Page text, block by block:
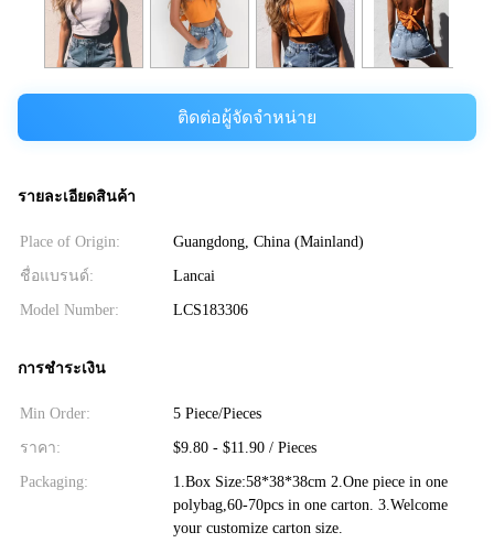
ติดต่อผู้จัดจำหน่าย
รายละเอียดสินค้า
Place of Origin: Guangdong, China (Mainland)
ชื่อแบรนด์: Lancai
Model Number: LCS183306
การชำระเงิน
Min Order: 5 Piece/Pieces
ราคา: $9.80 - $11.90 / Pieces
Packaging:
1.Box Size:58*38*38cm 2.One piece in one
polybag,60-70pcs in one carton. 3.Welcome
your customize carton size.